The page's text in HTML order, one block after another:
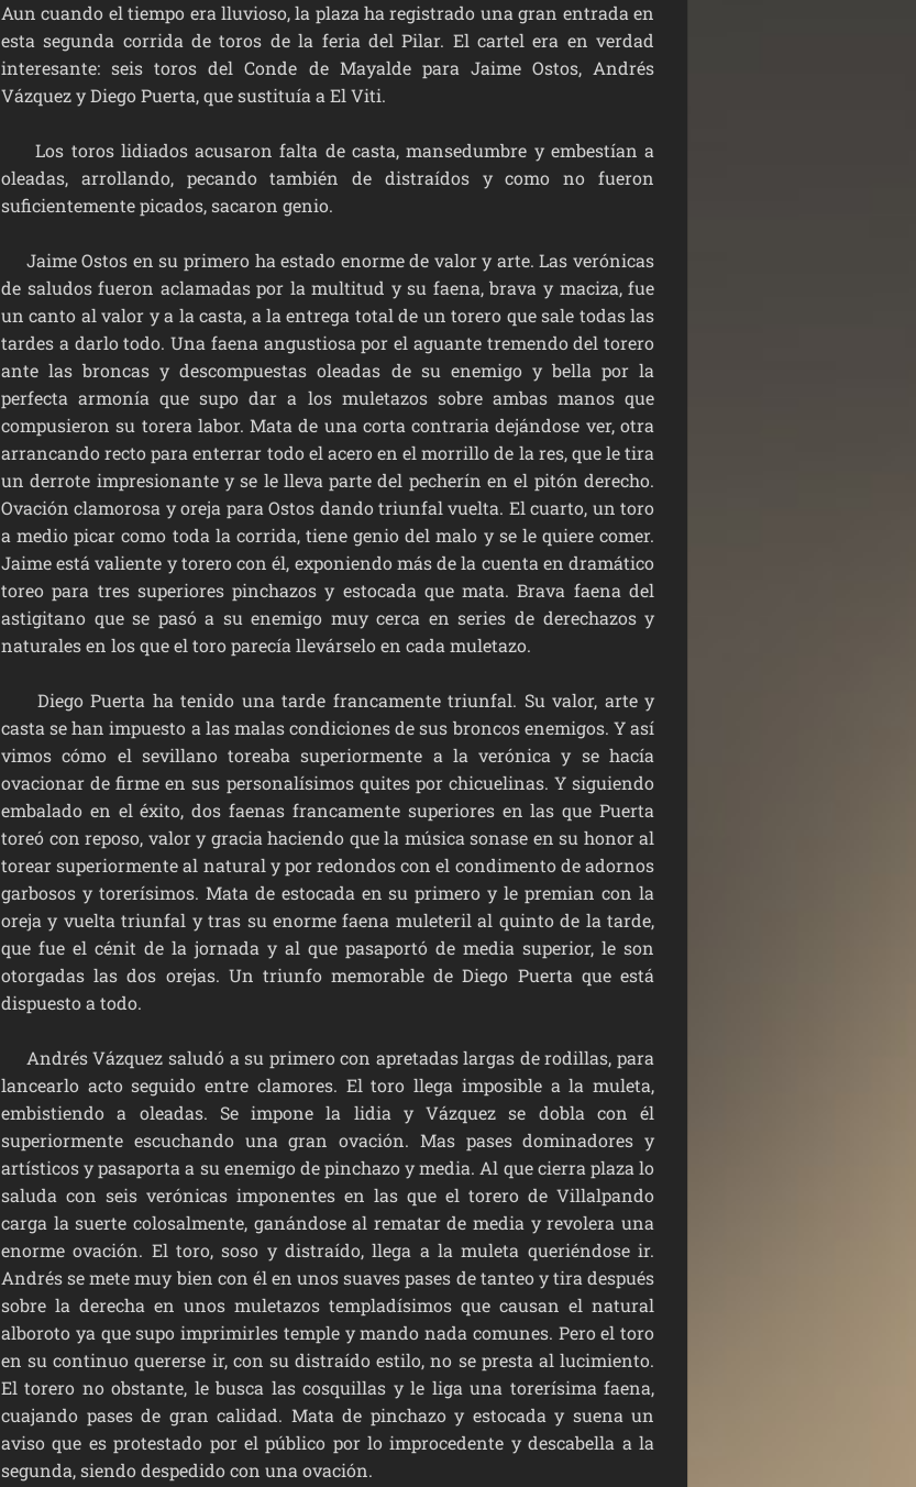
Aun cuando el tiempo era lluvioso, la plaza ha registrado una gran entrada en
esta segunda corrida de toros de la feria del Pilar. El cartel era en verdad
interesante: seis toros del Conde de Mayalde para Jaime Ostos, Andrés
Vázquez y Diego Puerta, que sustituía a El Viti.
Los toros lidiados acusaron falta de casta, mansedumbre y embestían a
oleadas, arrollando, pecando también de distraídos y como no fueron
suficientemente picados, sacaron genio.
Jaime Ostos en su primero ha estado enorme de valor y arte. Las verónicas
de saludos fueron aclamadas por la multitud y su faena, brava y maciza, fue
un canto al valor y a la casta, a la entrega total de un torero que sale todas las
tardes a darlo todo. Una faena angustiosa por el aguante tremendo del torero
ante las broncas y descompuestas oleadas de su enemigo y bella por la
perfecta armonía que supo dar a los muletazos sobre ambas manos que
compusieron su torera labor. Mata de una corta contraria dejándose ver, otra
arrancando recto para enterrar todo el acero en el morrillo de la res, que le tira
un derrote impresionante y se le lleva parte del pecherín en el pitón derecho.
Ovación clamorosa y oreja para Ostos dando triunfal vuelta. El cuarto, un toro
a medio picar como toda la corrida, tiene genio del malo y se le quiere comer.
Jaime está valiente y torero con él, exponiendo más de la cuenta en dramático
toreo para tres superiores pinchazos y estocada que mata. Brava faena del
astigitano que se pasó a su enemigo muy cerca en series de derechazos y
naturales en los que el toro parecía llevárselo en cada muletazo.
Diego Puerta ha tenido una tarde francamente triunfal. Su valor, arte y
casta se han impuesto a las malas condiciones de sus broncos enemigos. Y así
vimos cómo el sevillano toreaba superiormente a la verónica y se hacía
ovacionar de firme en sus personalísimos quites por chicuelinas. Y siguiendo
embalado en el éxito, dos faenas francamente superiores en las que Puerta
toreó con reposo, valor y gracia haciendo que la música sonase en su honor al
torear superiormente al natural y por redondos con el condimento de adornos
garbosos y torerísimos. Mata de estocada en su primero y le premian con la
oreja y vuelta triunfal y tras su enorme faena muleteril al quinto de la tarde,
que fue el cénit de la jornada y al que pasaportó de media superior, le son
otorgadas las dos orejas. Un triunfo memorable de Diego Puerta que está
dispuesto a todo.
Andrés Vázquez saludó a su primero con apretadas largas de rodillas, para
lancearlo acto seguido entre clamores. El toro llega imposible a la muleta,
embistiendo a oleadas. Se impone la lidia y Vázquez se dobla con él
superiormente escuchando una gran ovación. Mas pases dominadores y
artísticos y pasaporta a su enemigo de pinchazo y media. Al que cierra plaza lo
saluda con seis verónicas imponentes en las que el torero de Villalpando
carga la suerte colosalmente, ganándose al rematar de media y revolera una
enorme ovación. El toro, soso y distraído, llega a la muleta queriéndose ir.
Andrés se mete muy bien con él en unos suaves pases de tanteo y tira después
sobre la derecha en unos muletazos templadísimos que causan el natural
alboroto ya que supo imprimirles temple y mando nada comunes. Pero el toro
en su continuo quererse ir, con su distraído estilo, no se presta al lucimiento.
El torero no obstante, le busca las cosquillas y le liga una torerísima faena,
cuajando pases de gran calidad. Mata de pinchazo y estocada y suena un
aviso que es protestado por el público por lo improcedente y descabella a la
segunda, siendo despedido con una ovación.